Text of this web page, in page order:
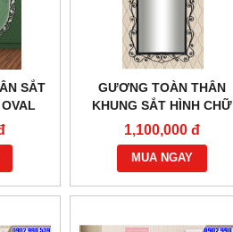
SẮT
GƯƠNG TOÀN THÂN
KHUNG SẮT HÌNH CHỮ
NHẬT
1,100,000 đ
MUA NGAY